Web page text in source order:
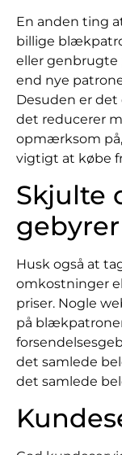
En anden ting
billige
eller genbrugte
end nye
Desuden er
det reducerer
opmærksom
vigtigt at købe
Skjulte
gebyrer
Husk også at
omkostninger
priser. Nogle
på
det samlede
det samlede